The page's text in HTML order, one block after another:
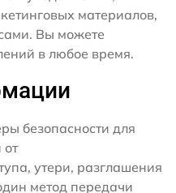
материалов,
Вы можете
в любое время.
безопасности для
утери, разглашения
метод передачи